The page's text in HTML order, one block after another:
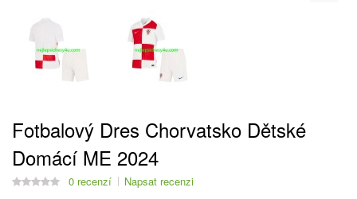
Fotbalový Dres Chorvatsko Dětské
Domácí ME 2024
0 recenzí Napsat recenzi